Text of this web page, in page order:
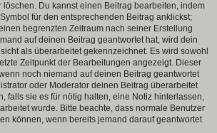
löschen. Du kannst einen Beitrag bearbeiten, indem
für den entsprechenden Beitrag anklickst;
begrenzten Zeitraum nach seiner Erstellung
auf deinen Beitrag geantwortet hat, wird dein
als überarbeitet gekennzeichnet. Es wird sowohl
Zeitpunkt der Bearbeitungen angezeigt. Dieser
noch niemand auf deinen Beitrag geantwortet
oder Moderator deinen Beitrag überarbeitet
falls sie es für nötig halten, eine Notiz hinterlassen,
wurde. Bitte beachte, dass normale Benutzer
können, wenn bereits jemand darauf geantwortet